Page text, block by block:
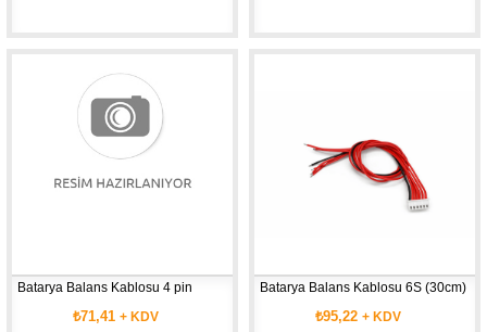
Batarya Balans Kablosu 4 pin
₺71,41 + KDV
Batarya Balans Kablosu 6S (30cm)
₺95,22 + KDV